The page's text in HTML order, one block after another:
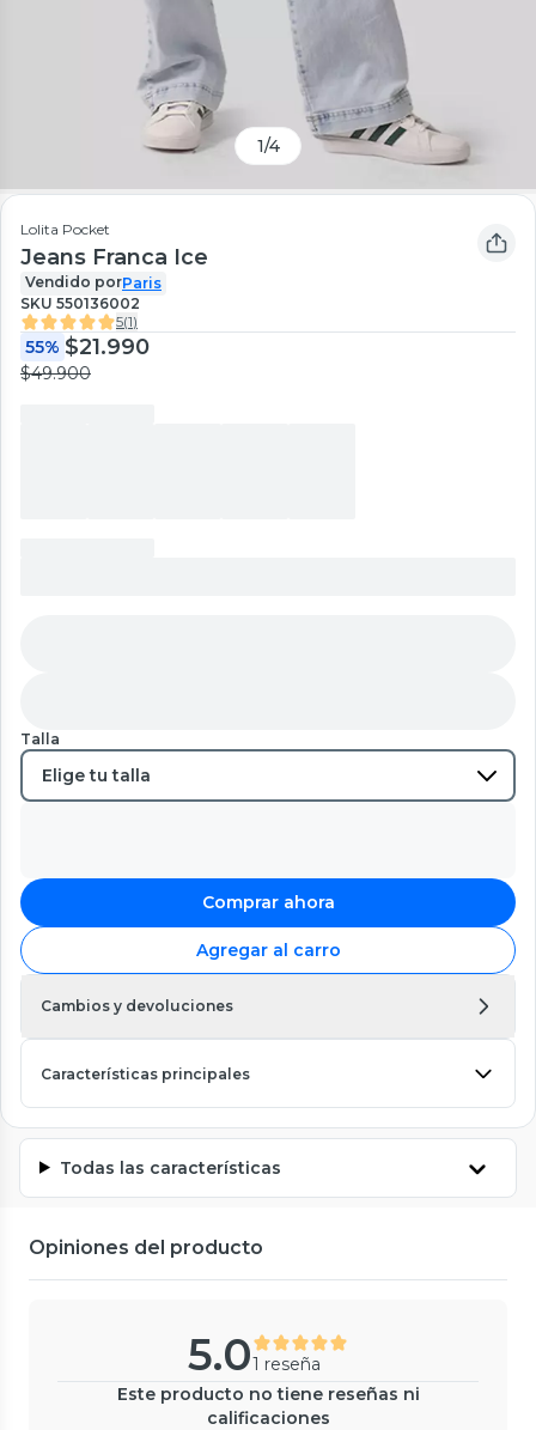
1/4
Lolita Pocket
Jeans Franca Ice
Vendido porParis
SKU 550136002
5(1)
55% $21.990
$49.900
Talla
Comprar ahora
Agregar al carro
Cambios y devoluciones
Características principales
Todas las características
Opiniones del producto
5.01 reseña
Este producto no tiene reseñas ni
calificaciones